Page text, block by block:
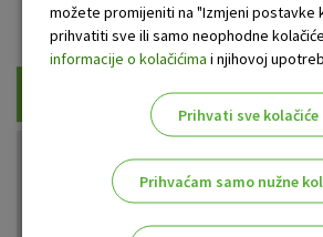
Prikaži samo uplatne
možete promijeniti na "Izmjeni postavke
prihvatiti sve ili samo neophodne
informacije o kolačićima i njihovoj
Prihvati sve kolačiće
Prihvaćam samo nužne